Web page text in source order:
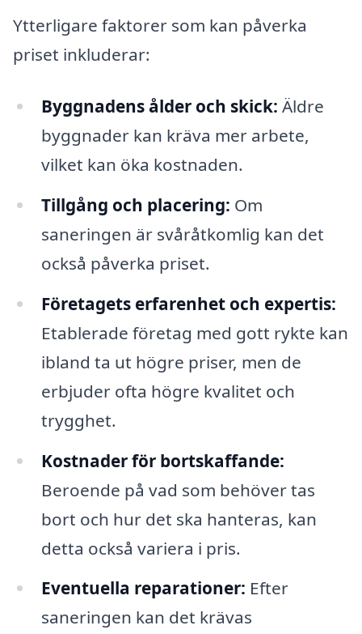
Ytterligare faktorer som kan påverka
priset inkluderar:
Byggnadens ålder och skick: Äldre
byggnader kan kräva mer arbete,
vilket kan öka kostnaden.
Tillgång och placering: Om
saneringen är svåråtkomlig kan det
också påverka priset.
Företagets erfarenhet och expertis:
Etablerade företag med gott rykte kan
ibland ta ut högre priser, men de
erbjuder ofta högre kvalitet och
trygghet.
Kostnader för bortskaffande:
Beroende på vad som behöver tas
bort och hur det ska hanteras, kan
detta också variera i pris.
Eventuella reparationer: Efter
saneringen kan det krävas